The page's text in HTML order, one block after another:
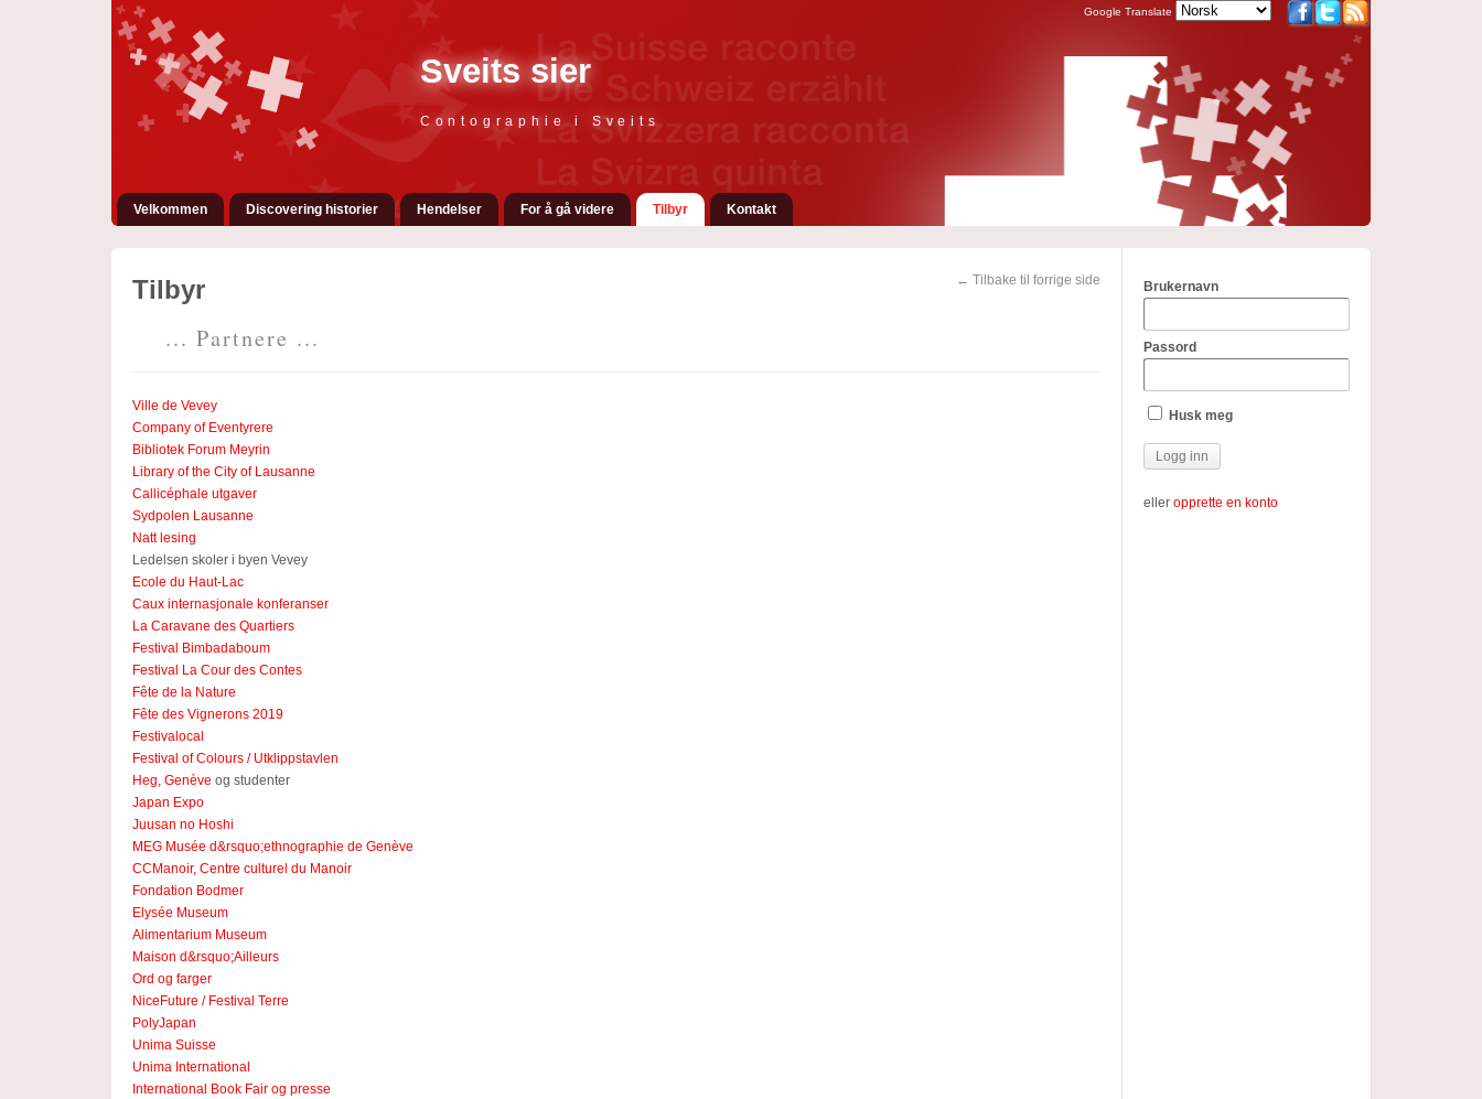
Sveits sier
Contographie i Sveits
Google Translate
Velkommen Discovering historier Hendelser For å gå videre Tilbyr Kontakt
← Tilbake til forrige side
Tilbyr
... Partnere ...
Ville de Vevey
Company of Eventyrere
Bibliotek Forum Meyrin
Library of the City of Lausanne
Callicéphale utgaver
Sydpolen Lausanne
Natt lesing
Ledelsen skoler i byen Vevey
Ecole du Haut-Lac
Caux internasjonale konferanser
La Caravane des Quartiers
Festival Bimbadaboum
Festival La Cour des Contes
Fête de la Nature
Fête des Vignerons 2019
Festivalocal
Festival of Colours / Utklippstavlen
Heg, Genève og studenter
Japan Expo
Juusan no Hoshi
MEG Musée d&rsquo;ethnographie de Genève
CCManoir, Centre culturel du Manoir
Fondation Bodmer
Elysée Museum
Alimentarium Museum
Maison d&rsquo;Ailleurs
Ord og farger
NiceFuture / Festival Terre
PolyJapan
Unima Suisse
Unima International
International Book Fair og presse
Brukernavn
Passord
Husk meg
elleropprette en konto